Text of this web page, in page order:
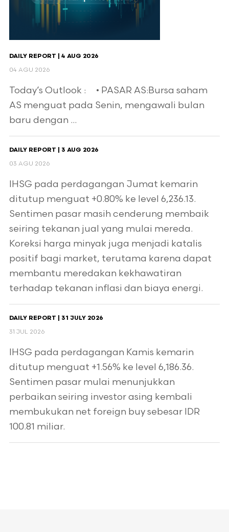
DAILY REPORT | 4 AUG 2026
04 AGU 2026
Today’s Outlook : • PASAR AS:Bursa saham
AS menguat pada Senin, mengawali bulan
baru dengan ...
DAILY REPORT | 3 AUG 2026
03 AGU 2026
IHSG pada perdagangan Jumat kemarin
ditutup menguat +0.80% ke level 6,236.13.
Sentimen pasar masih cenderung membaik
seiring tekanan jual yang mulai mereda.
Koreksi harga minyak juga menjadi katalis
positif bagi market, terutama karena dapat
membantu meredakan kekhawatiran
terhadap tekanan inflasi dan biaya energi.
DAILY REPORT | 31 JULY 2026
31 JUL 2026
IHSG pada perdagangan Kamis kemarin
ditutup menguat +1.56% ke level 6,186.36.
Sentimen pasar mulai menunjukkan
perbaikan seiring investor asing kembali
membukukan net foreign buy sebesar IDR
100.81 miliar.